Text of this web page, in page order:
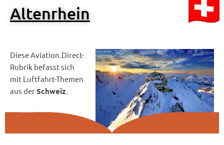
Altenrhein
Diese Aviation.Direct-
Rubrik befasst sich
mit Luftfahrt-Themen
aus derSchweiz.